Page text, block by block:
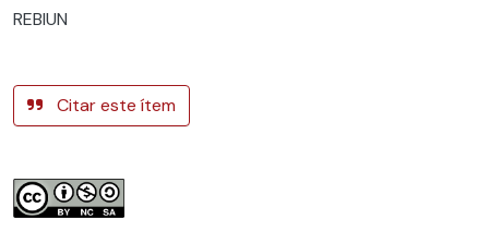
REBIUN
Citar este ítem